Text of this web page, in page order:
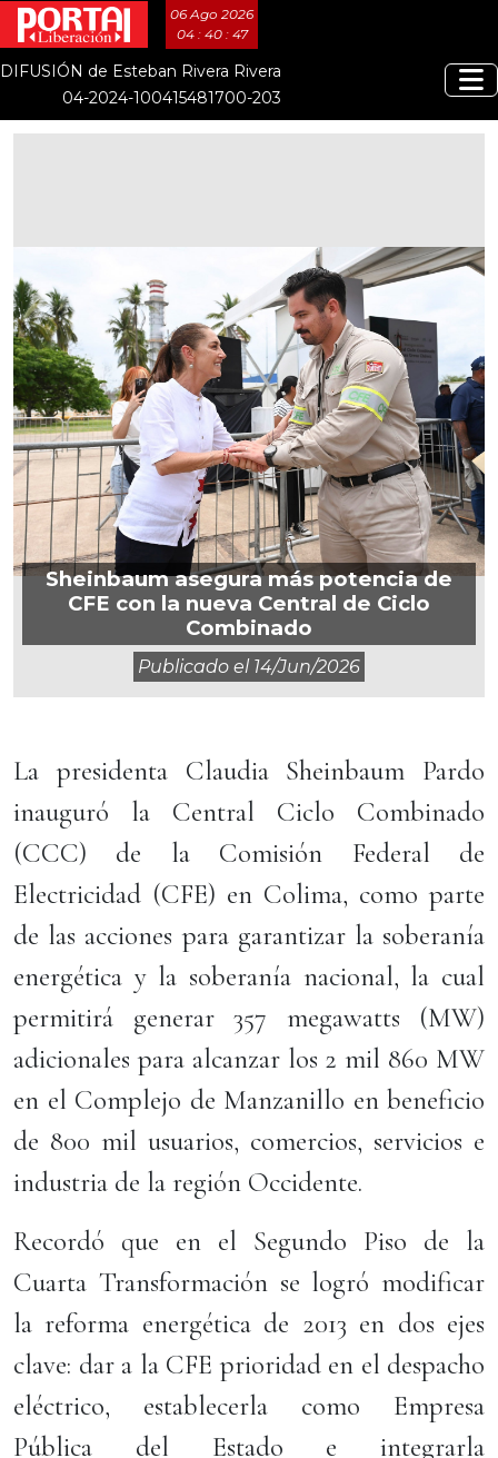
06 Ago 2026
04 : 40 : 47
DIFUSIÓN de Esteban Rivera Rivera
04-2024-100415481700-203
Sheinbaum asegura más potencia de
CFE con la nueva Central de Ciclo
Combinado
Publicado el 14/jun/2026
La presidenta Claudia Sheinbaum Pardo
inauguró la Central Ciclo Combinado
(CCC) de la Comisión Federal de
Electricidad (CFE) en Colima, como parte
de las acciones para garantizar la soberanía
energética y la soberanía nacional, la cual
permitirá generar 357 megawatts (MW)
adicionales para alcanzar los 2 mil 860 MW
en el Complejo de Manzanillo en beneficio
de 800 mil usuarios, comercios, servicios e
industria de la región Occidente.
Recordó que en el Segundo Piso de la
Cuarta Transformación se logró modificar
la reforma energética de 2013 en dos ejes
clave: dar a la CFE prioridad en el despacho
eléctrico, establecerla como Empresa
Pública del Estado e integrarla